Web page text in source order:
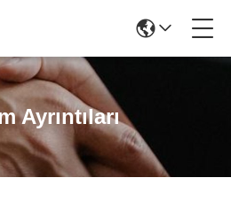
Ayrıntıları